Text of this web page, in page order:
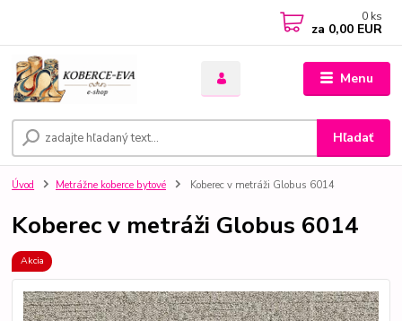
Menu
Hľadať
0 ks
za 0,00 EUR
Úvod Metrážne koberce bytové Koberec v metráži Globus 6014
Koberec v metráži Globus 6014
Akcia